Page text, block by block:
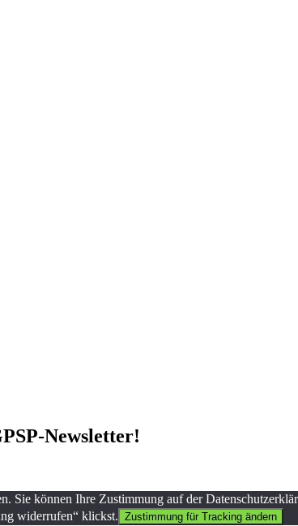
Newsletter!
können Ihre Zustimmung auf der
widerrufen“ klickst. Zustimmung für Tracking ändern